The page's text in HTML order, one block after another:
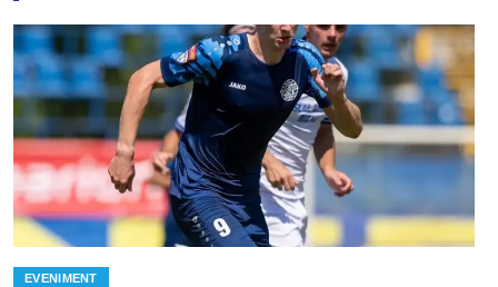
EVENIMENT